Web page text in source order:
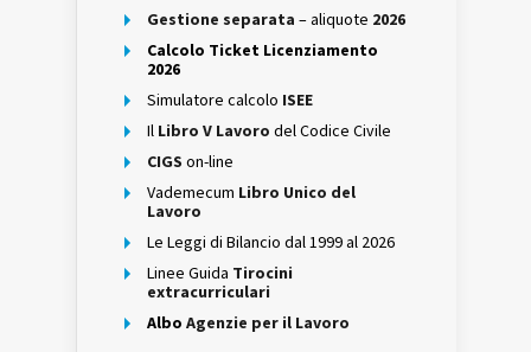
Gestione separata – aliquote 2026
Calcolo Ticket Licenziamento
2026
Simulatore calcolo ISEE
Il Libro V Lavoro del Codice Civile
CIGS on-line
Vademecum Libro Unico del
Lavoro
Le Leggi di Bilancio dal 1999 al 2026
Linee Guida Tirocini
extracurriculari
Albo Agenzie per il Lavoro